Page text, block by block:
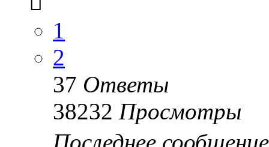
1
2
37 Ответы
38232 Просмотры
Последнее